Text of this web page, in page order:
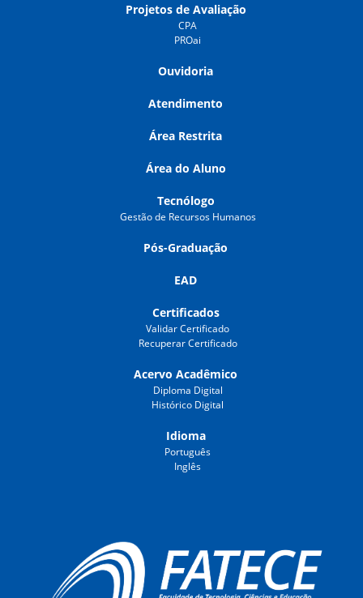
Projetos de Avaliação
CPA
PROai
Ouvidoria
Atendimento
Área Restrita
Área do Aluno
Tecnólogo
Gestão de Recursos Humanos
Pós-Graduação
EAD
Certificados
Validar Certificado
Recuperar Certificado
Acervo Acadêmico
Diploma Digital
Histórico Digital
Idioma
Português
Inglês